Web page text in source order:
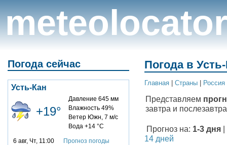
meteolocator
Погода сейчас
Усть-Кан
+19°
Давление 645 мм
Влажность 49%
Ветер Южн, 7 м/с
Вода +14 °C
6 авг, Чт, 11:00 Прогноз погоды
Погода в
Главная Cтраны Россия
Представляем
завтра и
Прогноз на: 1-3 дня
14 дней